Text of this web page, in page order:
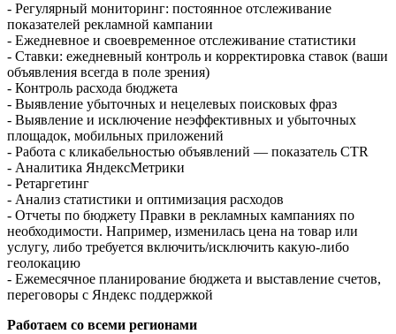
- Регулярный мониторинг: постоянное отслеживание
показателей рекламной кампании
- Ежедневное и своевременное отслеживание статистики
- Ставки: ежедневный контроль и корректировка ставок (ваши
объявления всегда в поле зрения)
- Контроль расхода бюджета
- Выявление убыточных и нецелевых поисковых фраз
- Выявление и исключение неэффективных и убыточных
площадок, мобильных приложений
- Работа с кликабельностью объявлений — показатель CTR
- Аналитика ЯндексМетрики
- Ретаргетинг
- Анализ статистики и оптимизация расходов
- Отчеты по бюджету Правки в рекламных кампаниях по
необходимости. Например, изменилась цена на товар или
услугу, либо требуется включить/исключить какую-либо
геолокацию
- Ежемесячное планирование бюджета и выставление счетов,
переговоры с Яндекс поддержкой
Работаем со всеми регионами